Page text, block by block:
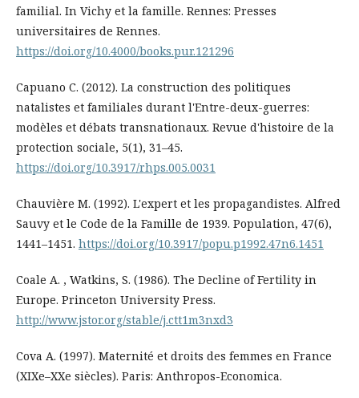
familial. In Vichy et la famille. Rennes: Presses
universitaires de Rennes.
https://doi.org/10.4000/books.pur.121296
Capuano C. (2012). La construction des politiques
natalistes et familiales durant l'Entre-deux-guerres:
modèles et débats transnationaux. Revue d'histoire de la
protection sociale, 5(1), 31–45.
https://doi.org/10.3917/rhps.005.0031
Chauvière M. (1992). L'expert et les propagandistes. Alfred
Sauvy et le Code de la Famille de 1939. Population, 47(6),
1441–1451. https://doi.org/10.3917/popu.p1992.47n6.1451
Coale A. , Watkins, S. (1986). The Decline of Fertility in
Europe. Princeton University Press.
http://www.jstor.org/stable/j.ctt1m3nxd3
Cova A. (1997). Maternité et droits des femmes en France
(XIXe–XXe siècles). Paris: Anthropos-Economica.